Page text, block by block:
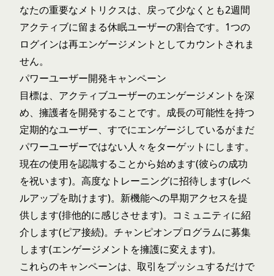
なたの重要なメトリクスは、戻って少なくとも2週間
アクティブに留まる休眠ユーザーの割合です。1つの
ログインは再エンゲージメントとしてカウントされま
せん。
パワーユーザー開発キャンペーン
目標は、アクティブユーザーのエンゲージメントを深
め、擁護者を開発することです。成長の可能性を持つ
定期的なユーザー、すでにエンゲージしているがまだ
パワーユーザーではない人々をターゲットにします。
現在の使用を認識することから始めます(彼らの成功
を祝います)。高度なトレーニングに招待します(レベ
ルアップを助けます)。新機能への早期アクセスを提
供します(排他的に感じさせます)。コミュニティに紹
介します(ピア接続)。チャンピオンプログラムに募集
します(エンゲージメントを擁護に変えます)。
これらのキャンペーンは、取引をプッシュするだけで